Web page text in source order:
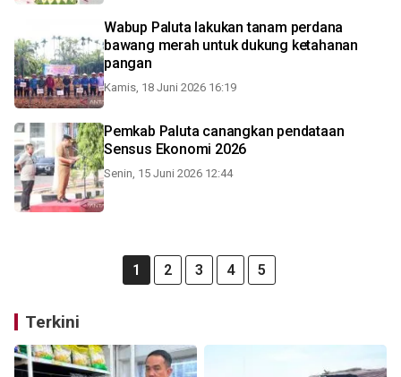
Wabup Paluta lakukan tanam perdana
bawang merah untuk dukung ketahanan
pangan
Kamis, 18 Juni 2026 16:19
Pemkab Paluta canangkan pendataan
Sensus Ekonomi 2026
Senin, 15 Juni 2026 12:44
1 2 3 4 5
Terkini